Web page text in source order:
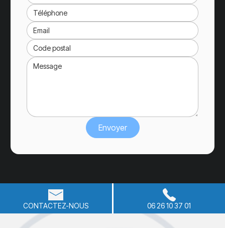
CONTACTEZ-NOUS 06 26 10 37 01